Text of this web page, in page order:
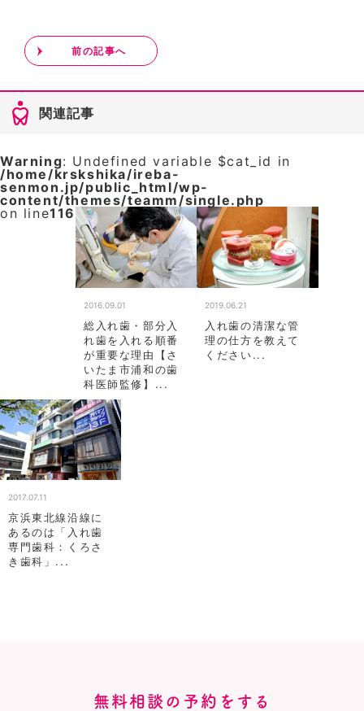
前の記事へ
関連記事
Warning: Undefined variable $cat_id in
/home/krskshika/ireba-
senmon.jp/public_html/wp-
content/themes/teamm/single.php
on line116
2016.09.01
総入れ歯・部分入
れ歯を入れる順番
が重要な理由【さ
いたま市浦和の歯
科医師監修】...
2019.06.21
入れ歯の清潔な管
理の仕方を教えて
ください...
2017.07.11
京浜東北線沿線に
あるのは「入れ歯
専門歯科：くろさ
き歯科」...
無料相談の予約をする